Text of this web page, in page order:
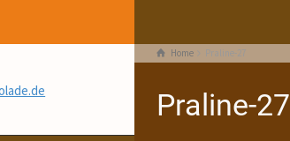
Home Praline-27
Praline-27